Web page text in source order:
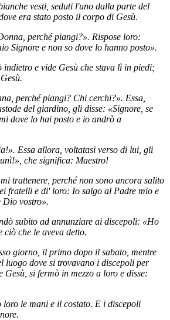
vesti, seduti l'uno dalla parte del
era stato posto il corpo di Gesù.
perché piangi?». Rispose loro:
Signore e non so dove lo hanno posto».
indietro e vide Gesù che stava lì in piedi;
perché piangi? Chi cerchi?». Essa,
del giardino, gli disse: «Signore, se
dove lo hai posto e io andrò a
Essa allora, voltatasi verso di lui, gli
che significa: Maestro!
trattenere, perché non sono ancora salito
fratelli e di' loro: Io salgo al Padre mio e
Dio vostro».
subito ad annunziare ai discepoli: «Ho
ciò che le aveva detto.
giorno, il primo dopo il sabato, mentre
luogo dove si trovavano i discepoli per
Gesù, si fermò in mezzo a loro e disse:
loro le mani e il costato. E i discepoli